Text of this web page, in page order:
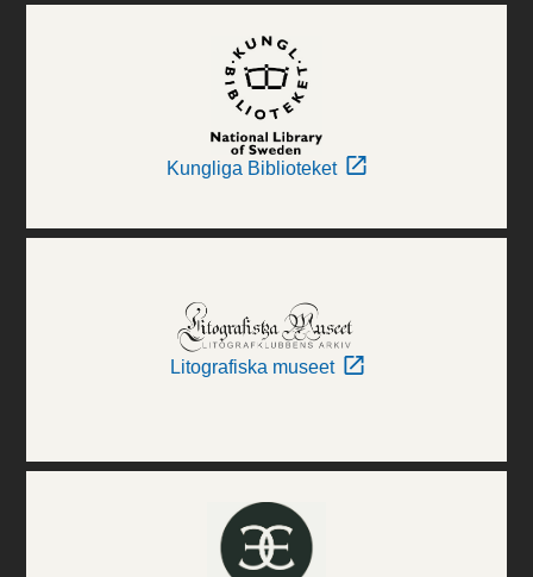
Kungliga Biblioteket
Litografiska museet